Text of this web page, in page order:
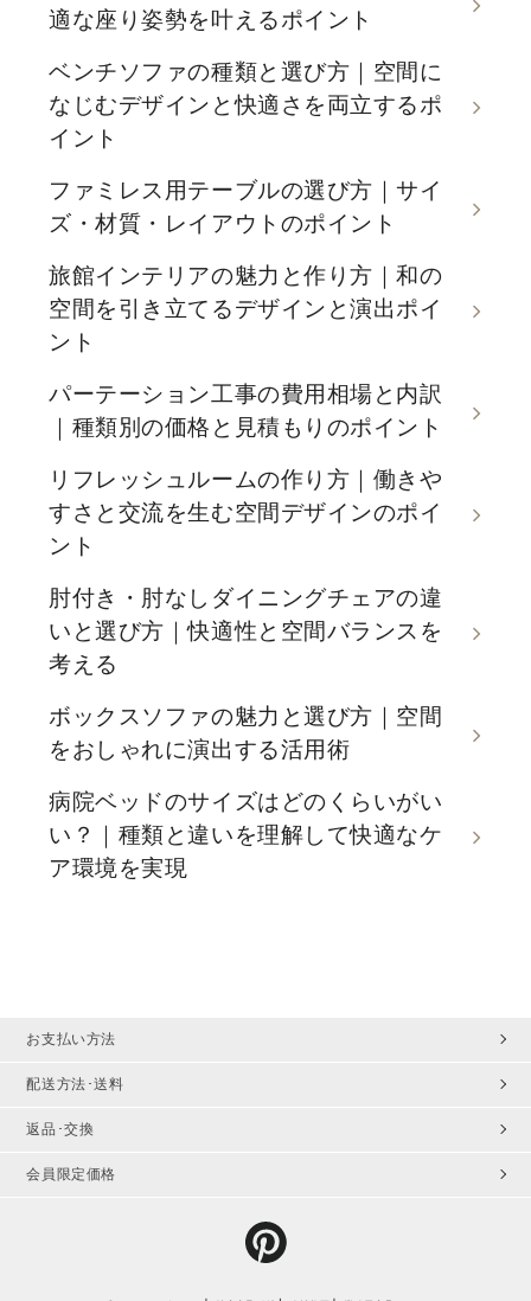
適な座り姿勢を叶えるポイント
ベンチソファの種類と選び方｜空間に
なじむデザインと快適さを両立するポ
イント
ファミレス用テーブルの選び方｜サイ
ズ・材質・レイアウトのポイント
旅館インテリアの魅力と作り方｜和の
空間を引き立てるデザインと演出ポイ
ント
パーテーション工事の費用相場と内訳
｜種類別の価格と見積もりのポイント
リフレッシュルームの作り方｜働きや
すさと交流を生む空間デザインのポイ
ント
肘付き・肘なしダイニングチェアの違
いと選び方｜快適性と空間バランスを
考える
ボックスソファの魅力と選び方｜空間
をおしゃれに演出する活用術
病院ベッドのサイズはどのくらいがい
い？｜種類と違いを理解して快適なケ
ア環境を実現
お支払い方法
配送方法･送料
返品･交換
会員限定価格